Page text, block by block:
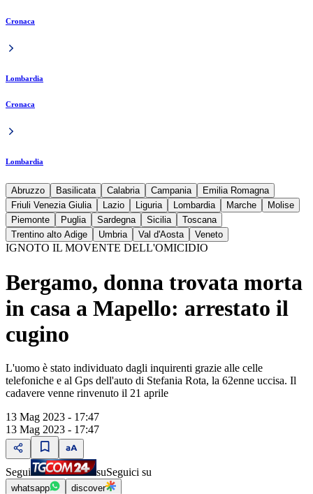
Cronaca
Lombardia
Cronaca
Lombardia
Abruzzo Basilicata Calabria Campania
Emilia Romagna
Friuli Venezia Giulia
Lazio Liguria Lombardia Marche
Molise
Piemonte
Puglia Sardegna Sicilia
Toscana
Trentino alto Adige
Umbria Val d'Aosta Veneto
IGNOTO IL MOVENTE DELL'OMICIDIO
Bergamo, donna trovata morta
in casa a Mapello: arrestato il
cugino
L'uomo è stato individuato dagli inquirenti grazie alle celle
telefoniche e al Gps dell'auto di Stefania Rota, la 62enne uccisa. Il
cadavere venne rinvenuto il 21 aprile
13 Mag 2023 - 17:47
13 Mag 2023 - 17:47
Segui suSeguici su
whatsapp discover